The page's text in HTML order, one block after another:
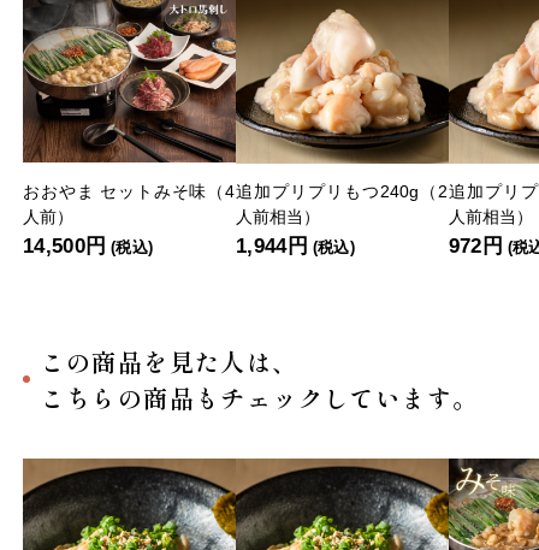
おおやま セットみそ味（4
人前）
14,500円 (税込)
追加プリプリもつ240g（2
人前相当）
1,944円 (税込)
追加プリ
人前相当）
972円 (税
この商品を見た人は、
こちらの商品もチェックしています。